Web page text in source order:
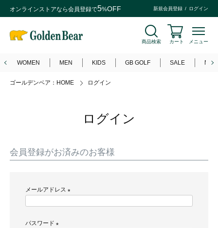
オンラインストアなら会員登録で5%OFF 新規会員登録 ログイン
商品検索 カート メニュー
WOMEN MEN KIDS GB GOLF SALE
ゴールデンベア：HOME ログイン
ログイン
会員登録がお済みのお客様
メールアドレス
パスワード